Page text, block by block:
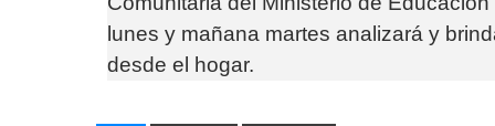
lunes y mañana martes analizará y
desde el hogar.